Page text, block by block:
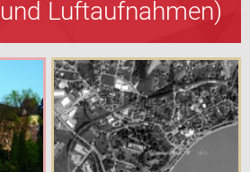
Luftaufnahmen)